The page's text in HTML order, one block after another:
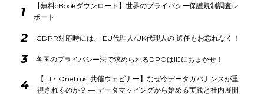
1
【無料eBookダウンロード】世界のプライバシー保護規制調査レ
ポート
2 GDPR対応時には、 EU代理人/UK代理人の 選任もお忘れなく！
3 各国のプライバシー法で求められるDPOはIIJにおまかせ！
4
【IIJ・OneTrust共催ウェビナー】なぜ今データガバナンスが重
視されるのか？ ― データマッピングから始める実践と社内展開